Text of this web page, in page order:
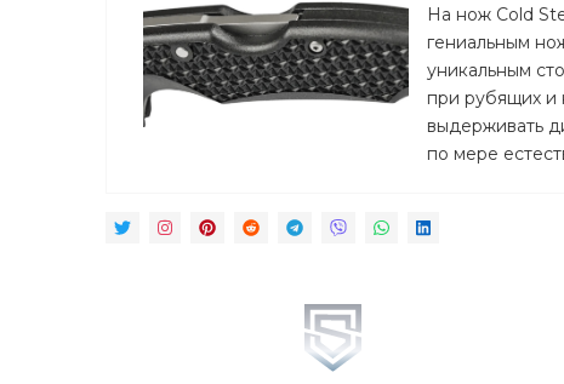
На нож Cold
гениальным
уникальным
при рубящих и
выдерживать
по мере